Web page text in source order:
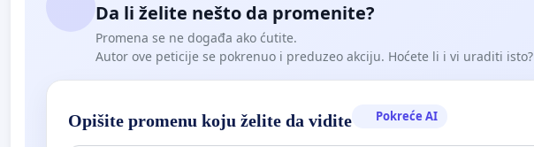
Da li želite nešto da promenite?
Promena se ne događa ako ćutite.
Autor ove peticije se pokrenuo i preduzeo akciju. Hoćete li i vi uraditi isto?
Opišite promenu koju želite da vidite Pokreće AI